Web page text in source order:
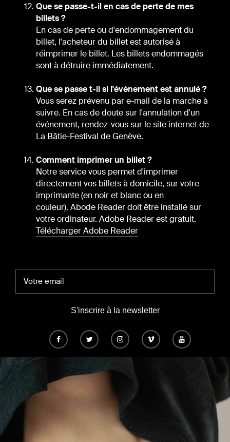
Que se passe-t-il en cas de perte de mes
billets ?
En cas de perte ou d'endommagement du
billet, l'acheteur du billet est autorisé à
réimprimer le billet. Les billets endommagés
sont à détruire immédiatement.
Que se passe t-il si l'événement est annulé ?
Vous serez prévenu par e-mail de la marche à
suivre. En cas de doute sur l'annulation d'un
événement, rendez-vous sur le site internet de
La Bâtie-Festival de Genève.
Comment imprimer un billet ?
Notre service vous permet d'imprimer
directement vos billets à domicile, sur votre
imprimante (en noir et blanc ou en
couleur). Abode Reader doit être installé sur
votre ordinateur. Adobe Reader est gratuit.
Télécharger Adobe Reader
S'inscrire à la newsletter